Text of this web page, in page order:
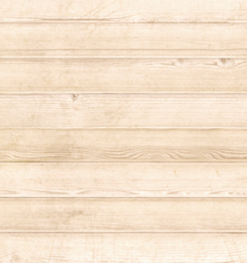
ルーorレッドの装飾があります。どちらかのお色をお選
2,200(税込・送料別）にて、イエロー・ホワイト.
料別）にて、ピンク・レッド・グリーン・ブルー・パー
（税込・送料別）にて、イエロー. 〜ATT
射日光の当たる場所等に置きますと、退色し縮小す
すのでご注意ください。 ★長期間ご使用されると、色
薄くなる場合がございます。その際は、表面を削って再